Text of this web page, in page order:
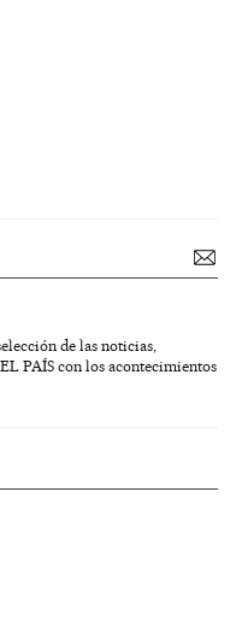
de las noticias,
PAÍS con los acontecimientos